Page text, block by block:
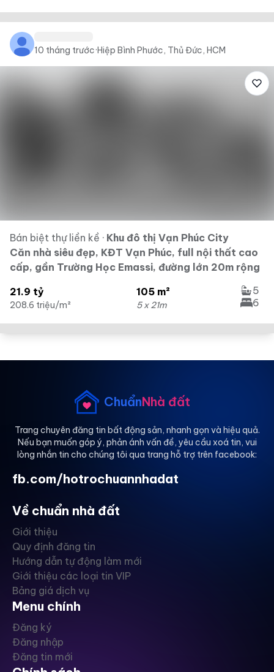
10 tháng trước·Hiệp Bình Phước, Thủ Đức, HCM
Bán biệt thự liền kề · Khu đô thị Vạn Phúc City
Căn nhà siêu đẹp, KĐT Vạn Phúc, full nội thất cao
cấp, gần Trường Học Emassi, đường lớn 20m rộng
21.9 tỷ
208.6 triệu/m²
105 m²
5 x 21m
5
6
ChuẩnNhà đất
Trang chuyên đăng tin bất động sản, nhanh gọn và hiệu quả.
Nếu bạn muốn góp ý, phản ánh vấn đề, yêu cầu xoá tin, vui
lòng nhắn tin cho chúng tôi qua trang hỗ trợ trên facebook:
fb.com/hotrochuannhadat
Về chuẩn nhà đất
Giới thiệu
Quy định đăng tin
Hướng dẫn tự động làm mới
Giới thiệu các loại tin VIP
Bảng giá dịch vụ
Menu chính
Đăng ký
Đăng nhập
Đăng tin mới